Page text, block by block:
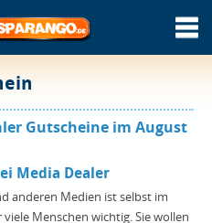
Gutscheine im August
Media Dealer
anderen Medien ist selbst im
Menschen wichtig. Sie wollen